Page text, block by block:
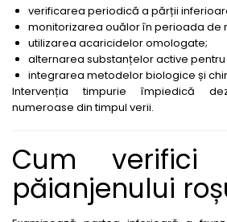
Fungicide
Insecticide
Fertilizanți foliari
FASOLE BOABE DE TOAMNĂ
Erbicide
Erbicide
FENICUL
Erbicide
Fertilizanți foliari
LEGUMINOASE
Fertilizanți foliari
LUCERNĂ
Biostimulatori
Dezinfectant sol
MĂR
Fungicide
Insecticide
verificarea periodică a părții
monitorizarea ouălor în perioada de
utilizarea acaricidelor omologate;
alternarea substanțelor active
integrarea metodelor biologice și
Intervenția timpurie împiedică
numeroase din timpul verii.
Cum verifici
păianjenului